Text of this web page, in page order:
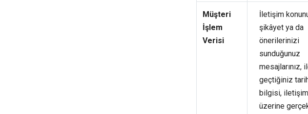
Müşteri
İşlem
Verisi
İletişim
şikâyet ya da
önerilerinizi
sunduğunuz
mesajlarınız,
geçtiğiniz
bilgisi,
üzerine